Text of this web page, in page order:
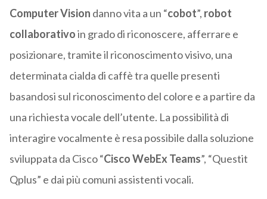
Computer Vision danno vita a un “cobot”, robot
collaborativoin grado di riconoscere, afferrare e
posizionare, tramite il riconoscimento visivo, una
determinata cialda di caffè tra quelle presenti
basandosi sul riconoscimento del colore e a partire da
una richiesta vocale dell’utente. La possibilità di
interagire vocalmente è resa possibile dalla soluzione
sviluppata da Cisco “Cisco WebEx Teams”, “Questit
Qplus” e dai più comuni assistenti vocali.